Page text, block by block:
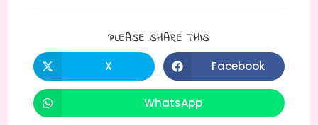
PLEASE SHARE THISPARTAGER
CONTENU
Ouvrir
dans
une
X Ouvrir
dans
une
Facebook
Ouvrir
dans
WhatsApp